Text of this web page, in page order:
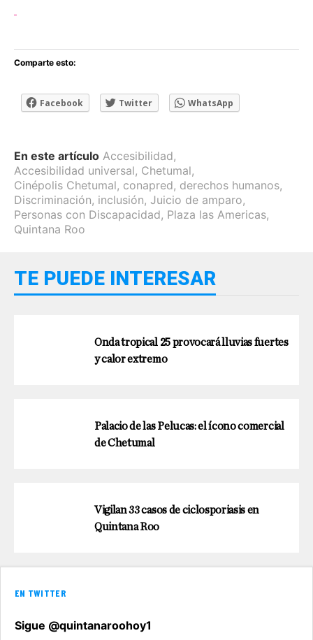
Comparte esto:
Facebook Twitter WhatsApp
En este artículo Accesibilidad,
Accesibilidad universal, Chetumal,
Cinépolis Chetumal, conapred, derechos humanos,
Discriminación, inclusión, Juicio de amparo,
Personas con Discapacidad, Plaza las Americas,
Quintana Roo
TE PUEDE INTERESAR
Onda tropical 25 provocará lluvias fuertes
y calor extremo
Palacio de las Pelucas: el ícono comercial
de Chetumal
Vigilan 33 casos de ciclosporiasis en
Quintana Roo
EN TWITTER
Sigue @quintanaroohoy1